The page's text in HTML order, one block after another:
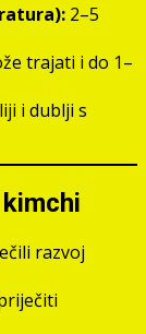
2–5
trajati i do 1–
i dublji s
razvoj